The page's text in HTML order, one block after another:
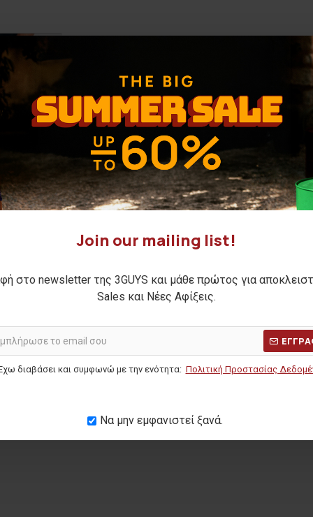
Join our mailing list!
στο newsletter της 3GUYS και μάθε πρώτος για
Sales και Νέες Αφίξεις.
διαβάσει και συμφωνώ με την ενότητα: Πολιτική Προστασίας
Να μην εμφανιστεί ξανά.